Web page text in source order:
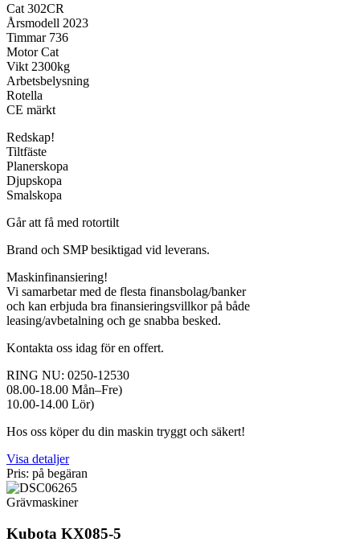
Cat 302CR
Årsmodell 2023
Timmar 736
Motor Cat
Vikt 2300kg
Arbetsbelysning
Rotella
CE märkt
Redskap!
Tiltfäste
Planerskopa
Djupskopa
Smalskopa
Går att få med rotortilt
Brand och SMP besiktigad vid leverans.
Maskinfinansiering!
Vi samarbetar med de flesta finansbolag/banker
och kan erbjuda bra finansieringsvillkor på både
leasing/avbetalning och ge snabba besked.
Kontakta oss idag för en offert.
RING NU: 0250-12530
08.00-18.00 Mån–Fre)
10.00-14.00 Lör)
Hos oss köper du din maskin tryggt och säkert!
Visa detaljer
Pris: på begäran
Grävmaskiner
Kubota KX085-5